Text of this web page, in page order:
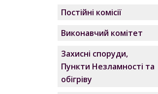
Постійні комісії
Виконавчий комітет
Захисні споруди,
Пункти Незламності та
обігріву